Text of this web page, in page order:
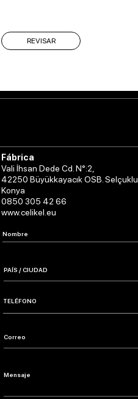
REVISAR
Fábrica
Vali İhsan Dede Cd. N°:2,
42250 Büyükkayacık OSB. Selçuklu,
Konya
0850 305 42 66
www.celikel.eu